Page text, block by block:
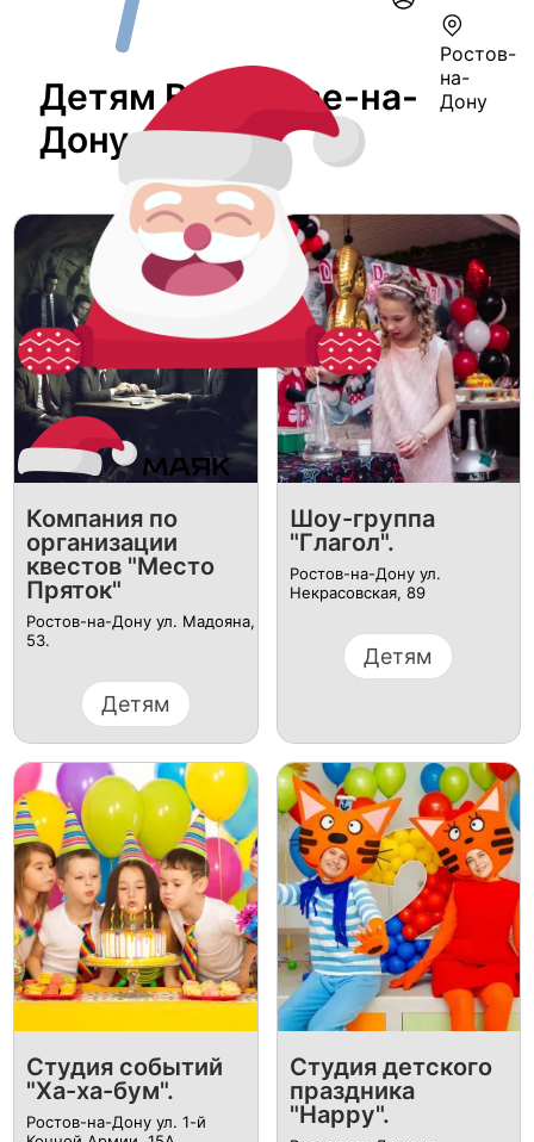
Ростов-
на-
Дону
Детям В Ростове-на-
Дону
Компания по
организации
квестов "Место
Пряток"
Ростов-на-Дону ул. Мадояна,
53.
Детям
Шоу-группа
"Глагол".
Ростов-на-Дону ул.
Некрасовская, 89
Детям
Студия событий
"Ха-ха-бум".
Ростов-на-Дону ул. 1-й
Студия детского
праздника
"Happy".